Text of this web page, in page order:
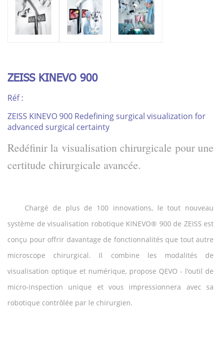
ZEISS KINEVO 900
Réf :
ZEISS KINEVO 900 Redefining surgical visualization for
advanced surgical certainty
Redéfinir la visualisation chirurgicale pour une
certitude chirurgicale avancée.
Chargé de plus de 100 innovations, le tout nouveau
système de visualisation robotique KINEVO® 900 de ZEISS est
conçu pour offrir davantage de fonctionnalités que tout autre
microscope chirurgical. Il combine les modalités de
visualisation optique et numérique, propose QEVO - l'outil de
micro-inspection unique et vous impressionnera avec sa
robotique contrôlée par le chirurgien.